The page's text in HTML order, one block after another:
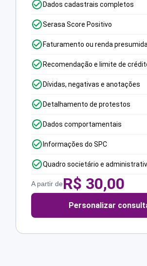
Dados cadastrais completos
Serasa Score Positivo
Faturamento ou renda
Recomendação e limite de
Dívidas, negativas e anotações
Detalhamento de protestos
Dados comportamentais
Informações do SPC
Quadro societário e
A partir deR$ 30,00
Personalizar